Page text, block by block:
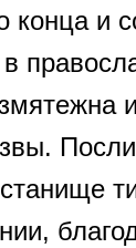
конца и
в